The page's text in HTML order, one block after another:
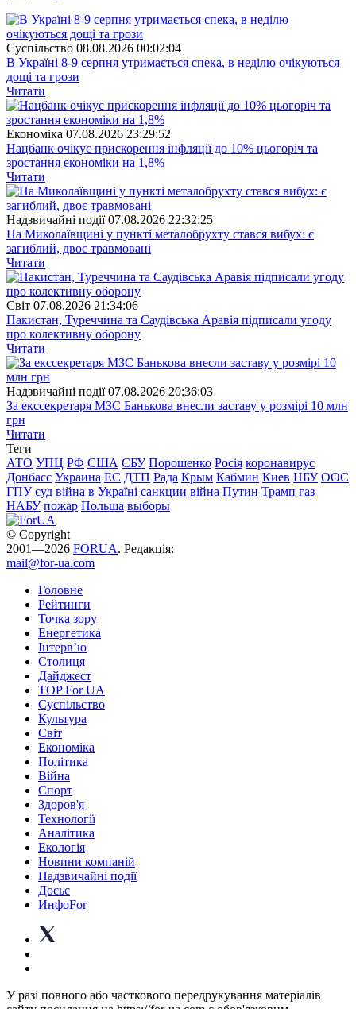
Суспiльство 08.08.2026 00:02:04
В Україні 8-9 серпня утримається спека, в неділю очікуються
дощі та грози
Читати
Економіка 07.08.2026 23:29:52
Нацбанк очікує прискорення інфляції до 10% цьогоріч та
зростання економіки на 1,8%
Читати
Надзвичайні події 07.08.2026 22:32:25
На Миколаївщині у пункті металобрухту стався вибух: є
загиблий, двоє травмовані
Читати
Свiт 07.08.2026 21:34:06
Пакистан, Туреччина та Саудівська Аравія підписали угоду
про колективну оборону
Читати
Надзвичайні події 07.08.2026 20:36:03
За екссекретаря МЗС Банькова внесли заставу у розмірі 10 млн
грн
Читати
Теги
АТО УПЦ РФ США СБУ Порошенко Росія коронавирус
Донбасс Украина ЕС ДТП Рада Крым Кабмин Киев НБУ ООС
ГПУ суд війна в Україні санкции війна Путин Трамп газ
НАБУ пожар Польша выборы
© Copyright
2001—2026 FORUA. Редакція:
mail@for-ua.com
Головне
Рейтинги
Точка зору
Енергетика
Інтерв’ю
Столиця
Дайджест
TOP For UA
Суспiльство
Культура
Світ
Економіка
Політика
Війна
Спорт
Здоров'я
Технології
Аналітика
Екологія
Новини компаній
Надзвичайні події
Досьє
ИнфоFor
У разі повного або часткового передрукування матеріалів